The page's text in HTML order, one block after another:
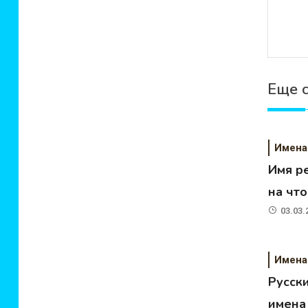
Еще
Имена
Имя
на
Имена